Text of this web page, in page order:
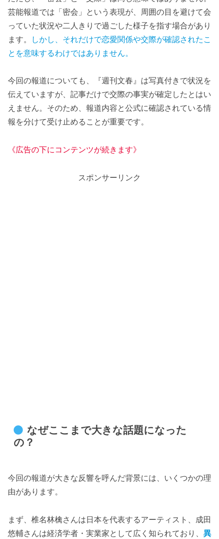
芸能報道では「密会」という表現が、周囲の目を避けて会
っていた状況や二人きりで過ごした様子を指す場合があり
ます。
しかし、それだけで恋愛関係や交際が確認されたこ
とを意味するわけではありません。
今回の報道についても、『週刊文春』は写真付きで状況を
伝えていますが、記事だけで交際の事実が確定したとはい
えません。そのため、報道内容と公式に確認されている情
報を分けて受け止めることが重要です。
《広告の下にコンテンツが続きます》
スポンサーリンク
なぜここまで大きな話題になった
の？
今回の報道が大きな反響を呼んだ背景には、いくつかの理
由があります。
まず、椎名林檎さんは日本を代表するアーティスト、成田
悠輔さんは経済学者・実業家として広く知られており、 異